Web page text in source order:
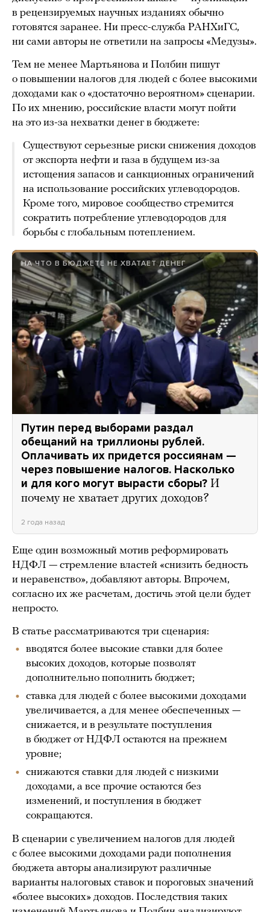
в рецензируемых научных изданиях обычно
готовятся заранее. Ни пресс-служба РАНХиГС,
ни сами авторы не ответили на запросы «Медузы».
Тем не менее Мартьянова и Полбин пишут
о повышении налогов для людей с более высокими
доходами как о «достаточно вероятном» сценарии.
По их мнению, российские власти могут пойти
на это из-за нехватки денег в бюджете:
Существуют серьезные риски снижения доходов
от экспорта нефти и газа в будущем из-за
истощения запасов и санкционных ограничений
на использование российских углеводородов.
Кроме того, мировое сообщество стремится
сократить потребление углеводородов для
борьбы с глобальным потеплением.
НА ЧТО В БЮДЖЕТЕ НЕ ХВАТАЕТ ДЕНЕГ
Путин перед выборами раздал
обещаний на триллионы рублей.
Оплачивать их придется россиянам —
через повышение налогов. Насколько
и для кого могут вырасти сборы? И
почему не хватает других доходов?
2 года назад
Еще один возможный мотив реформировать
НДФЛ — стремление властей «снизить бедность
и неравенство», добавляют авторы. Впрочем,
согласно их же расчетам, достичь этой цели будет
непросто.
В статье рассматриваются три сценария:
вводятся более высокие ставки для более
высоких доходов, которые позволят
дополнительно пополнить бюджет;
ставка для людей с более высокими доходами
увеличивается, а для менее обеспеченных —
снижается, и в результате поступления
в бюджет от НДФЛ остаются на прежнем
уровне;
снижаются ставки для людей с низкими
доходами, а все прочие остаются без
изменений, и поступления в бюджет
сокращаются.
В сценарии с увеличением налогов для людей
с более высокими доходами ради пополнения
бюджета авторы анализируют различные
варианты налоговых ставок и пороговых значений
«более высоких» доходов. Последствия таких